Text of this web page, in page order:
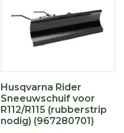
Husqvarna Rider
Sneeuwschuif voor
R112/R115 (rubberstrip
nodig) (967280701)